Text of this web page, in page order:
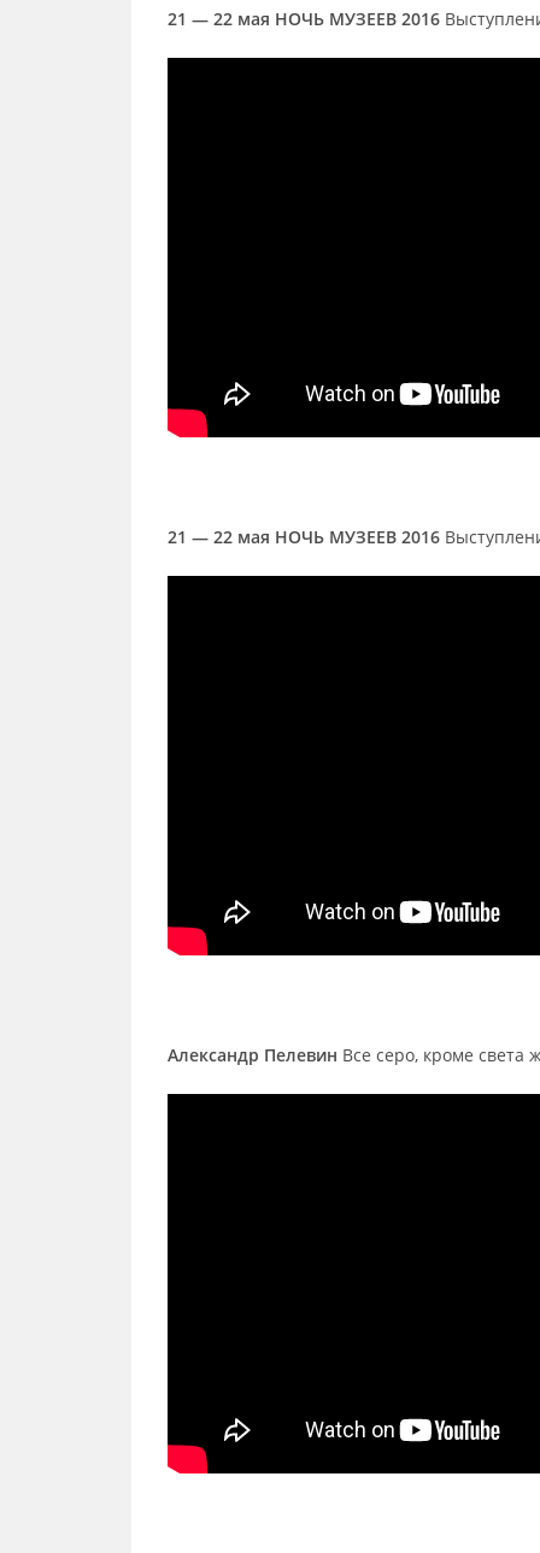
21 — 22 мая НОЧЬ МУЗЕЕВ 2016
21 — 22 мая НОЧЬ МУЗЕЕВ 2016
Александр Пелевин Все серо, кроме